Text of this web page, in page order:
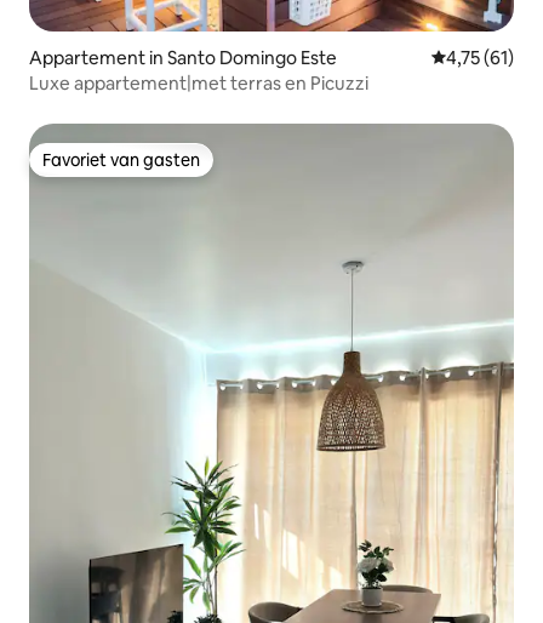
Appartement in Santo Domingo Este Gemiddelde
4,75 (61)
Luxe appartement|met terras en Picuzzi
Favoriet van gasten
Favoriet van gasten